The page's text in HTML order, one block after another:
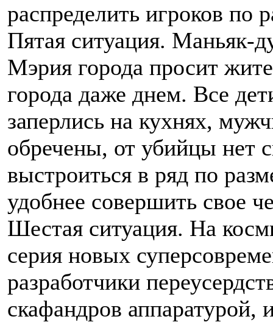
распределить игроков по
Пятая ситуация. Маньяк-
Мэрия города просит
города даже днем. Все
заперлись на кухнях,
обречены, от убийцы нет
выстроиться в ряд по
удобнее совершить свое
Шестая ситуация. На
серия новых
разработчики
скафандров аппаратурой,